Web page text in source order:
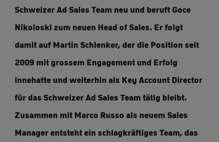
Schweizer Ad Sales Team neu und beruft Goce
Nikoloski zum neuen Head of Sales. Er folgt
damit auf Martin Schlenker, der die Position seit
2009 mit grossem Engagement und Erfolg
innehatte und weiterhin als Key Account Director
für das Schweizer Ad Sales Team tätig bleibt.
Zusammen mit Marco Russo als neuem Sales
Manager entsteht ein schlagkräftiges Team, das